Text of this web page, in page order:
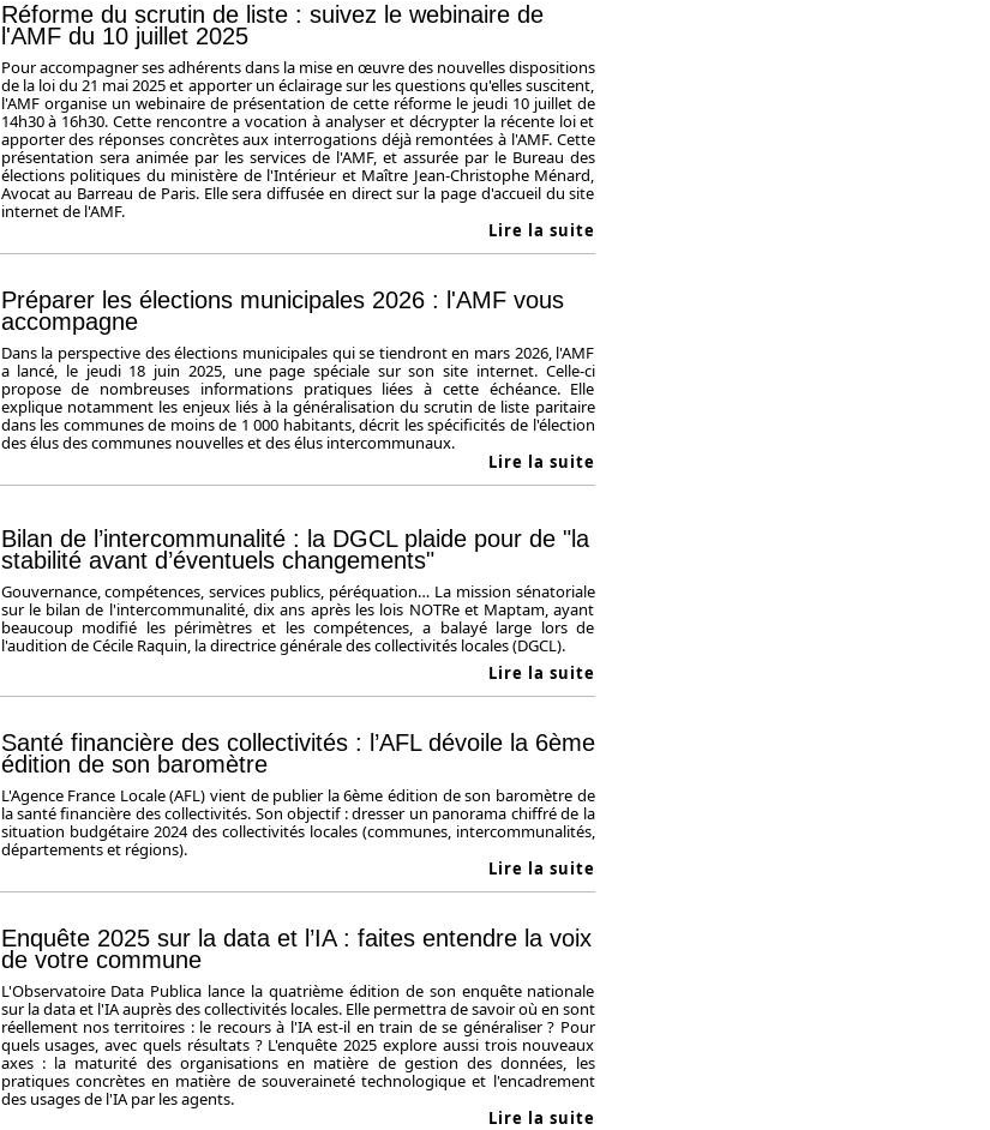
Réforme du scrutin de liste : suivez le webinaire de
l'AMF du 10 juillet 2025
Pour accompagner ses adhérents dans la mise en œuvre des nouvelles dispositions
de la loi du 21 mai 2025 et apporter un éclairage sur les questions qu'elles suscitent,
l'AMF organise un webinaire de présentation de cette réforme le jeudi 10 juillet de
14h30 à 16h30. Cette rencontre a vocation à analyser et décrypter la récente loi et
apporter des réponses concrètes aux interrogations déjà remontées à l'AMF. Cette
présentation sera animée par les services de l'AMF, et assurée par le Bureau des
élections politiques du ministère de l'Intérieur et Maître Jean-Christophe Ménard,
Avocat au Barreau de Paris. Elle sera diffusée en direct sur la page d'accueil du site
internet de l'AMF.
Lire la suite
Préparer les élections municipales 2026 : l'AMF vous
accompagne
Dans la perspective des élections municipales qui se tiendront en mars 2026, l'AMF
a lancé, le jeudi 18 juin 2025, une page spéciale sur son site internet. Celle-ci
propose de nombreuses informations pratiques liées à cette échéance. Elle
explique notamment les enjeux liés à la généralisation du scrutin de liste paritaire
dans les communes de moins de 1 000 habitants, décrit les spécificités de l'élection
des élus des communes nouvelles et des élus intercommunaux.
Lire la suite
Bilan de l’intercommunalité : la DGCL plaide pour de "la
stabilité avant d’éventuels changements"
Gouvernance, compétences, services publics, péréquation… La mission sénatoriale
sur le bilan de l'intercommunalité, dix ans après les lois NOTRe et Maptam, ayant
beaucoup modifié les périmètres et les compétences, a balayé large lors de
l'audition de Cécile Raquin, la directrice générale des collectivités locales (DGCL).
Lire la suite
Santé financière des collectivités : l’AFL dévoile la 6ème
édition de son baromètre
L'Agence France Locale (AFL) vient de publier la 6ème édition de son baromètre de
la santé financière des collectivités. Son objectif : dresser un panorama chiffré de la
situation budgétaire 2024 des collectivités locales (communes, intercommunalités,
départements et régions).
Lire la suite
Enquête 2025 sur la data et l’IA : faites entendre la voix
de votre commune
L'Observatoire Data Publica lance la quatrième édition de son enquête nationale
sur la data et l'IA auprès des collectivités locales. Elle permettra de savoir où en sont
réellement nos territoires : le recours à l'IA est-il en train de se généraliser ? Pour
quels usages, avec quels résultats ? L'enquête 2025 explore aussi trois nouveaux
axes : la maturité des organisations en matière de gestion des données, les
pratiques concrètes en matière de souveraineté technologique et l'encadrement
des usages de l'IA par les agents.
Lire la suite